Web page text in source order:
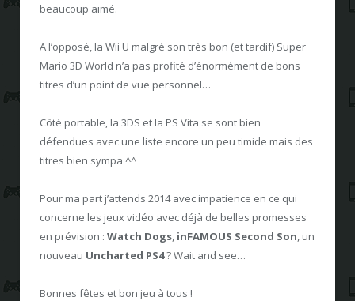
beaucoup aimé.
A l’opposé, la Wii U malgré son très bon (et tardif) Super
Mario 3D World n’a pas profité d’énormément de bons
titres d’un point de vue personnel…
Côté portable, la 3DS et la PS Vita se sont bien
défendues avec une liste encore un peu timide mais des
titres bien sympa ^^
Pour ma part j’attends 2014 avec impatience en ce qui
concerne les jeux vidéo avec déjà de belles promesses
en prévision : Watch Dogs, inFAMOUS Second Son, un
nouveau Uncharted PS4? Wait and see…
Bonnes fêtes et bon jeu à tous !